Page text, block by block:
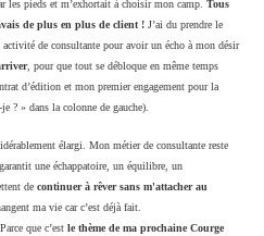
les pieds et m’exhortait à choisir mon camp. Tous
de plus en plus de client ! J’ai du prendre le
de consultante pour avoir un écho à mon désir
, pour que tout se débloque en même temps
d’édition et mon premier engagement pour la
? » dans la colonne de gauche).
élargi. Mon métier de consultante reste
une échappatoire, un équilibre, un
de continuer à rêver sans m'attacher au
ma vie car c’est déjà fait.
que c’est le thème de ma prochaine Courge